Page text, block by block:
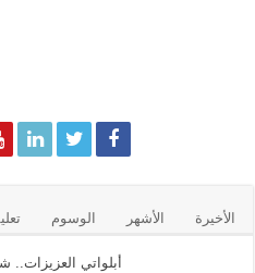
الأخيرة الأشهر الوسوم
أبلواتي العزيزات..